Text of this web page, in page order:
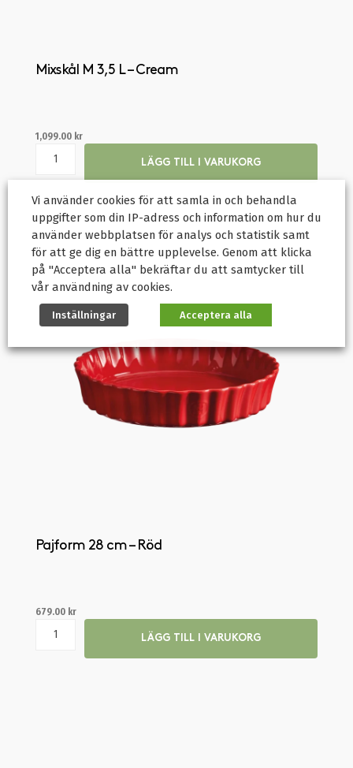
Mixskål M 3,5 L – Cream
1,099.00 kr
LÄGG TILL I VARUKORG
Pajform 28 cm – Röd
679.00 kr
LÄGG TILL I VARUKORG
Vi använder cookies för att samla in och behandla
uppgifter som din IP-adress och information om hur du
använder webbplatsen för analys och statistik samt
för att ge dig en bättre upplevelse. Genom att klicka
på "Acceptera alla" bekräftar du att samtycker till
vår användning av cookies.
Inställningar Acceptera alla